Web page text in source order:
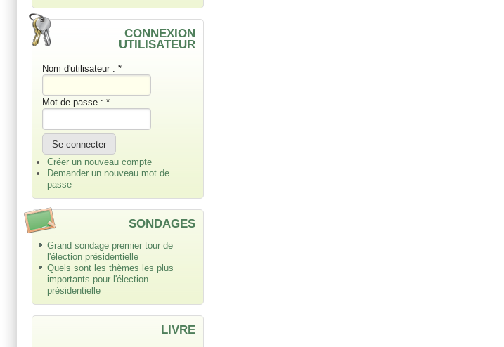
CONNEXION
UTILISATEUR
Nom d'utilisateur : *
Mot de passe : *
Créer un nouveau compte
Demander un nouveau mot de
passe
SONDAGES
Grand sondage premier tour de
l'élection présidentielle
Quels sont les thèmes les plus
importants pour l'élection
présidentielle
LIVRE